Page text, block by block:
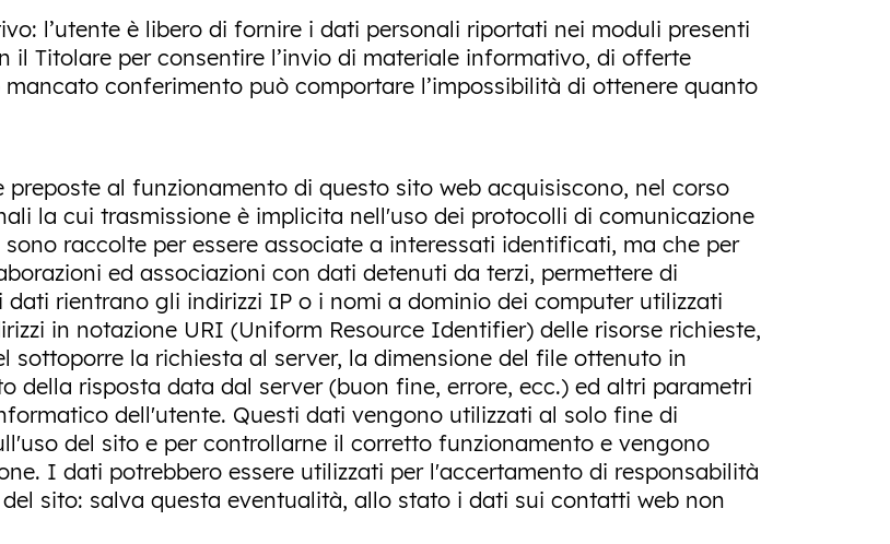
l’utente è libero di fornire i dati personali riportati nei moduli presenti
Titolare per consentire l’invio di materiale informativo, di offerte
conferimento può comportare l’impossibilità di ottenere quanto
al funzionamento di questo sito web acquisiscono, nel corso
la cui trasmissione è implicita nell'uso dei protocolli di comunicazione
raccolte per essere associate a interessati identificati, ma che per
ed associazioni con dati detenuti da terzi, permettere di
rientrano gli indirizzi IP o i nomi a dominio dei computer utilizzati
in notazione URI (Uniform Resource Identifier) delle risorse richieste,
sottoporre la richiesta al server, la dimensione del file ottenuto in
della risposta data dal server (buon fine, errore, ecc.) ed altri parametri
dell'utente. Questi dati vengono utilizzati al solo fine di
del sito e per controllarne il corretto funzionamento e vengono
I dati potrebbero essere utilizzati per l'accertamento di responsabilità
sito: salva questa eventualità, allo stato i dati sui contatti web non